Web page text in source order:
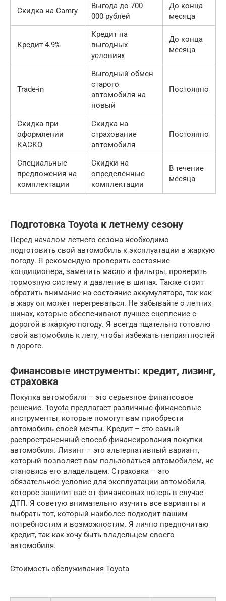
Скидка на Camry
Выгода до 700
000 рублей
До конца
месяца
Кредит 4.9%
Кредит на
выгодных
условиях
До конца
месяца
Trade-in
Выгодный обмен
старого
автомобиля на
новый
Постоянно
Скидка при
оформлении
КАСКО
Скидка на
страхование
автомобиля
Постоянно
Специальные
предложения на
комплектации
Скидки на
определенные
комплектации
В течение
месяца
Подготовка Toyota к летнему сезону
Перед началом летнего сезона необходимо
подготовить свой автомобиль к эксплуатации в жаркую
погоду. Я рекомендую проверить состояние
кондиционера, заменить масло и фильтры, проверить
тормозную систему и давление в шинах. Также стоит
обратить внимание на состояние аккумулятора, так как
в жару он может перегреваться. Не забывайте о летних
шинах, которые обеспечивают лучшее сцепление с
дорогой в жаркую погоду. Я всегда тщательно готовлю
свой автомобиль к лету, чтобы избежать неприятностей
в дороге.
Финансовые инструменты: кредит, лизинг,
страховка
Покупка автомобиля – это серьезное финансовое
решение. Toyota предлагает различные финансовые
инструменты, которые помогут вам приобрести
автомобиль своей мечты. Кредит – это самый
распространенный способ финансирования покупки
автомобиля. Лизинг – это альтернативный вариант,
который позволяет вам пользоваться автомобилем, не
становясь его владельцем. Страховка – это
обязательное условие для эксплуатации автомобиля,
которое защитит вас от финансовых потерь в случае
ДТП. Я советую внимательно изучить все варианты и
выбрать тот, который наиболее подходит вашим
потребностям и возможностям. Я лично предпочитаю
кредит, так как хочу быть владельцем своего
автомобиля.
Стоимость обслуживания Toyota